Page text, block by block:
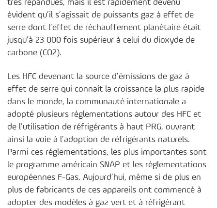
très répandues, mais il est rapidement devenu
évident qu’il s’agissait de puissants gaz à effet de
serre dont l’effet de réchauffement planétaire était
jusqu’à 23 000 fois supérieur à celui du dioxyde de
carbone (CO2).
Les HFC devenant la source d’émissions de gaz à
effet de serre qui connaît la croissance la plus rapide
dans le monde, la communauté internationale a
adopté plusieurs réglementations autour des HFC et
de l’utilisation de réfrigérants à haut PRG, ouvrant
ainsi la voie à l’adoption de réfrigérants naturels.
Parmi ces réglementations, les plus importantes sont
le programme américain SNAP et les réglementations
européennes F-Gas. Aujourd’hui, même si de plus en
plus de fabricants de ces appareils ont commencé à
adopter des modèles à gaz vert et à réfrigérant